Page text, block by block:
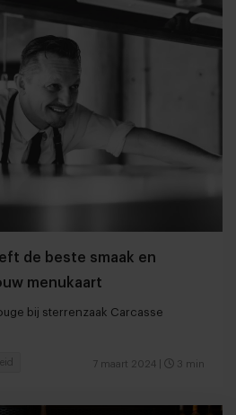
de beste smaak en
menukaart
bij sterrenzaak Carcasse
7 maart 2024 3 min